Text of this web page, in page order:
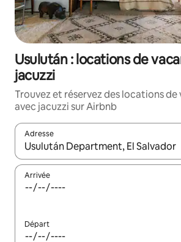
Usulután : locations de
jacuzzi
Trouvez et réservez des locations de
avec jacuzzi sur Airbnb
Adresse
Lorsque les résultats s'affichent,
Arrivée
Départ